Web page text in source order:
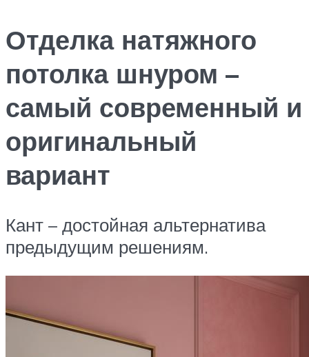
Отделка натяжного
потолка шнуром –
самый современный и
оригинальный
вариант
Кант – достойная альтернатива
предыдущим решениям.